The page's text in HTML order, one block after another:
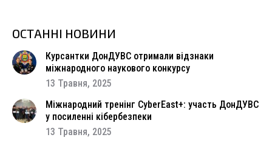
ОСТАННІ НОВИНИ
Курсантки ДонДУВС отримали відзнаки
міжнародного наукового конкурсу
13 Травня, 2025
Міжнародний тренінг CyberEast+: участь ДонДУВС
у посиленні кібербезпеки
13 Травня, 2025